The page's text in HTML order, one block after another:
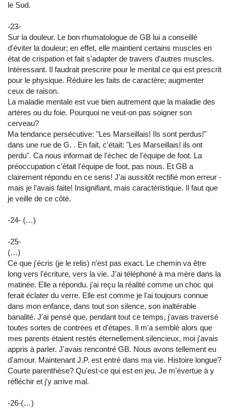
le Sud.
-23-
Sur la douleur. Le bon rhumatologue de GB lui a conseillé
d'éviter la douleur; en effet, elle maintient certains muscles en
état de crispation et fait s'adapter de travers d'autres muscles.
Intéressant. Il faudrait prescrire pour le mental ce qui est prescrit
pour le physique. Réduire les faits de caractère; augmenter
ceux de raison.
La maladie mentale est vue bien autrement que la maladie des
artères ou du foie. Pourquoi ne veut-on pas soigner son
cerveau?
Ma tendance persécutive: "Les Marseillais! Ils sont perdus!"
dans une rue de G. . En fait, c'était: "Les Marseillais! ils ont
perdu". Ca nous informait de l'échec de l'équipe de foot. La
préoccupation c'était l'équipe de foot, pas nous. Et GB a
clairement répondu en ce sens! J'ai aussitôt rectifié mon erreur -
mais je l'avais faite! Insignifiant, mais caractéristique. Il faut que
je veille de ce côté.
-24- (…)
-25-
(…)
Ce que j'écris (je le relis) n'est pas exact. Le chemin va être
long vers l'écriture, vers la vie. J'ai téléphoné à ma mère dans la
matinée. Elle a répondu. j'ai reçu la réalité comme un choc qui
ferait éclater du verre. Elle est comme je l'ai toujours connue
dans mon enfance, dans tout son silence, son inaltérable
banalité. J'ai pensé que, pendant tout ce temps, j'avais traversé
toutes sortes de contrées et d'étapes. Il m'a semblé alors que
mes parents étaient restés éternellement silencieux, moi j'avais
appris à parler. J'avais rencontré GB. Nous avons tellement eu
d'amour. Maintenant J.P. est entré dans ma vie. Histoire longue?
Courte parenthèse? Qu'est-ce qui est en jeu. Je m'évertue à y
réfléchir et j'y arrive mal.
-26-(…)